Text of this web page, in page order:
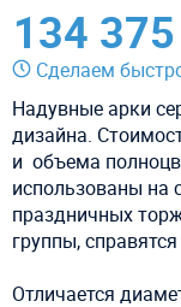
134
Сделаем
Надувные арки
дизайна.
и объема
использованы на
праздничных
группы,
Отличается